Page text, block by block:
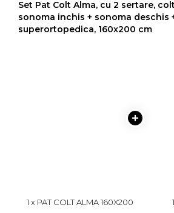
Set Pat Colt Alma, cu 2 sertare,
sonoma inchis + sonoma deschis
superortopedica, 160x200 cm
1 x PAT COLT ALMA 160X200